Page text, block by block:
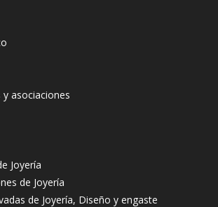
asociaciones
Joyería
de Joyería
de Joyería, Diseño y engaste